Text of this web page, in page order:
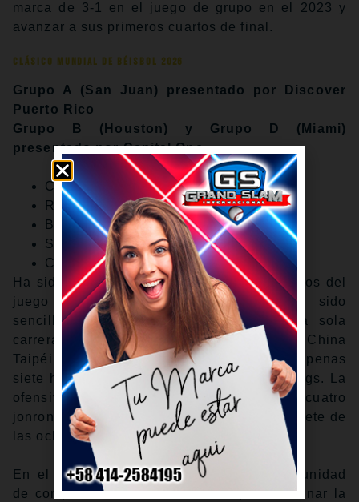
marca de 3-1 en el juego de grupo en el 2023 y
avanzar a sus primeros cuartos de final.
Clásico Mundial de Béisbol 2026
Grupo A (San Juan) presentado por Discover
Puerto Rico
Grupo B (Houston) y Grupo D (Miami)
presentado por Capital One
Calendario
Rosters
Boletos
Sedes
Cobertura completa
Ha sido un esfuerzo completo en ambos lados del
juego para Australia. El pitcheo ha sido
sencillamente dominante, permitiendo una sola
carrera en los primeros dos juegos contra China
Taipéi y Chequia, mientras ha concedido apenas
siete hits combinados a lo largo de 18 innings. La
ofensiva, por su parte, ha conectado cuatro
jonrones oportunos, que han representado siete de
las ocho carreras anotadas por Australia.
En el tercer inning, Chequia tuvo la oportunidad
de completar una doble matanza para terminar la